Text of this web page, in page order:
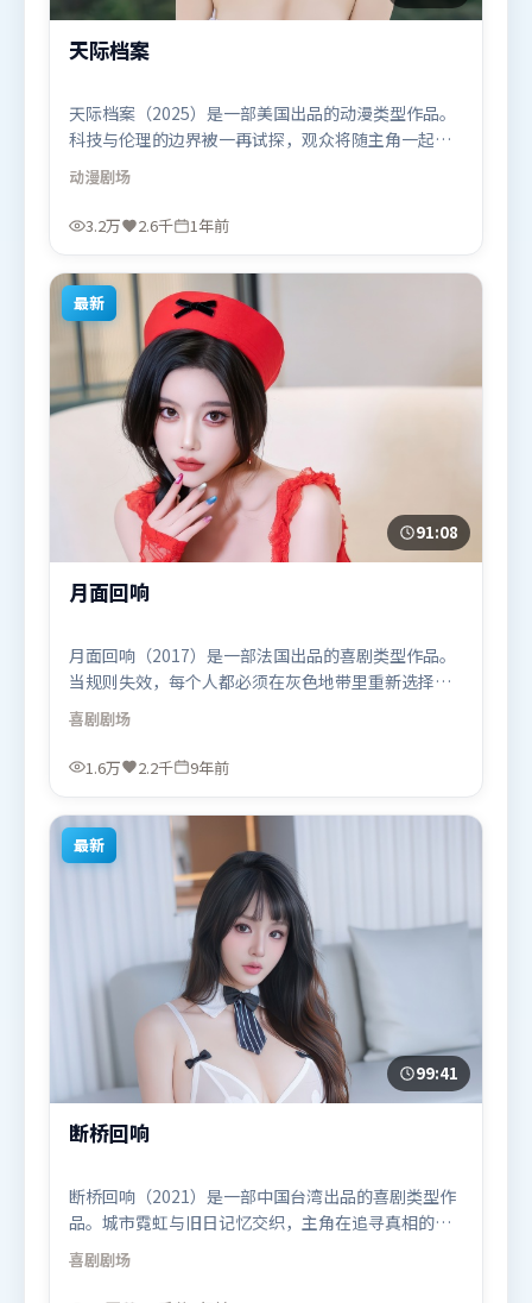
天际档案
天际档案（2025）是一部美国出品的动漫类型作品。
科技与伦理的边界被一再试探，观众将随主角一起经
历道德震荡。动作场面设计讲究空间与节奏，文戏部
分同样扎实耐嚼。由阿彼尔邦执导，杨紫、吴京、王
景春，奥卡菲娜、肖战等联袂出演。影片于2025年3
题材的观众观看。
动漫剧场
3.2万 2.6千 1年前
最新
91:08
月面回响
月面回响（2017）是一部法国出品的喜剧类型作品。
当规则失效，每个人都必须在灰色地带里重新选择立
场与底线。摄影与美术共同营造出强烈地域气质，增
强沉浸感。由徐克执导，廖凡、李政宰、黄渤，奥卡
菲娜等联袂出演。影片于2017年7月18日（法国）在
喜剧剧场
1.6万 2.2千 9年前
最新
99:41
断桥回响
断桥回响（2021）是一部中国台湾出品的喜剧类型作
品。城市霓虹与旧日记忆交织，主角在追寻真相的路
上不断付出代价。视听风格统一而富有实验感，配乐
与画面情绪贴合。由詹姆斯·卡梅隆执导，张家辉、
喜剧剧场